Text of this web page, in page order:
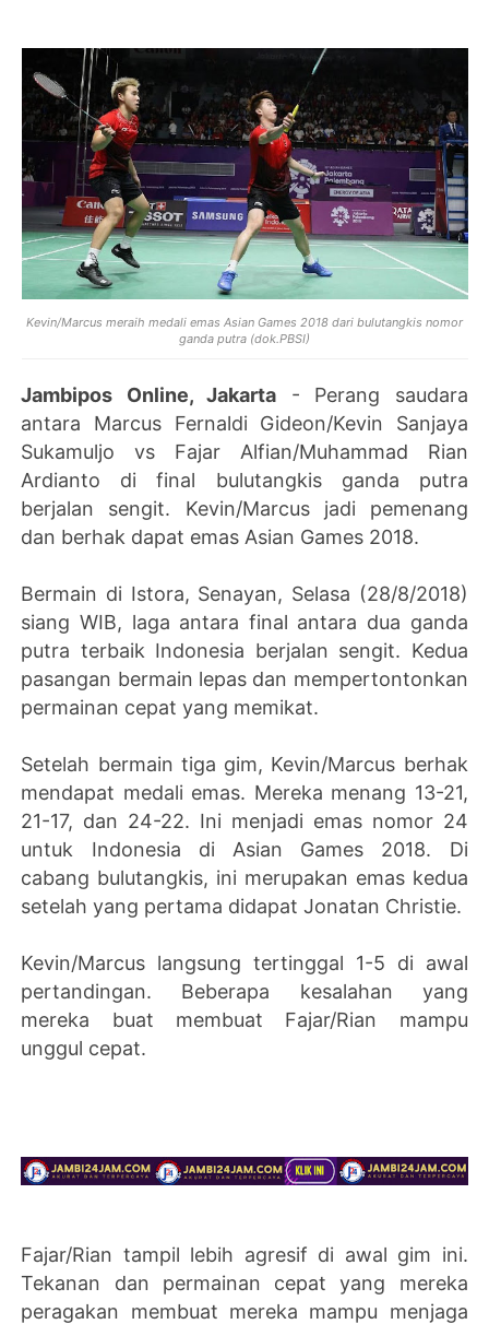
Kevin/Marcus meraih medali emas Asian Games 2018 dari bulutangkis nomor
ganda putra (dok.PBSI)
Jambipos Online, Jakarta - Perang saudara
antara Marcus Fernaldi Gideon/Kevin Sanjaya
Sukamuljo vs Fajar Alfian/Muhammad Rian
Ardianto di final bulutangkis ganda putra
berjalan sengit. Kevin/Marcus jadi pemenang
dan berhak dapat emas Asian Games 2018.
Bermain di Istora, Senayan, Selasa (28/8/2018)
siang WIB, laga antara final antara dua ganda
putra terbaik Indonesia berjalan sengit. Kedua
pasangan bermain lepas dan mempertontonkan
permainan cepat yang memikat.
Setelah bermain tiga gim, Kevin/Marcus berhak
mendapat medali emas. Mereka menang 13-21,
21-17, dan 24-22. Ini menjadi emas nomor 24
untuk Indonesia di Asian Games 2018. Di
cabang bulutangkis, ini merupakan emas kedua
setelah yang pertama didapat Jonatan Christie.
Kevin/Marcus langsung tertinggal 1-5 di awal
pertandingan. Beberapa kesalahan yang
mereka buat membuat Fajar/Rian mampu
unggul cepat.
Fajar/Rian tampil lebih agresif di awal gim ini.
Tekanan dan permainan cepat yang mereka
peragakan membuat mereka mampu menjaga